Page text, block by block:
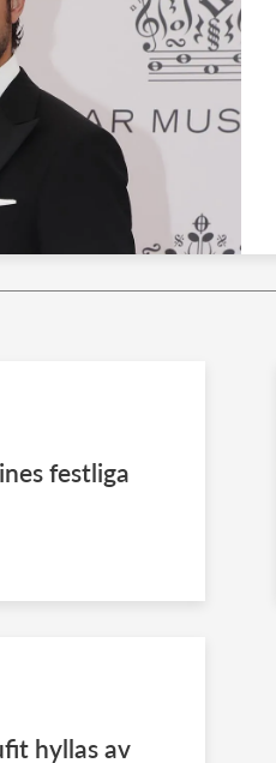
festliga
hyllas av